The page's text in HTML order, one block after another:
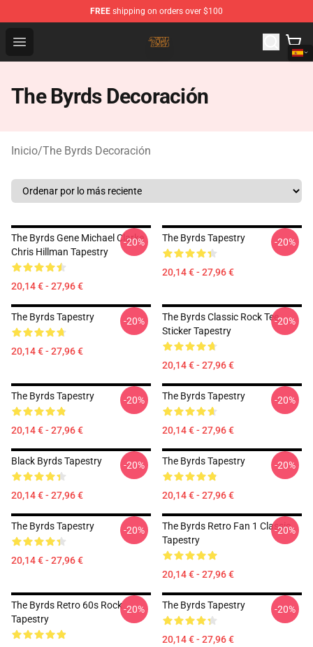
FREE shipping on orders over $100
Open menu
The Byrds Store - Official The Byrds Merchandise Shop
The Byrds Decoración
Inicio/The Byrds Decoración
The Byrds Gene Michael Clarke
Chris Hillman Tapestry
20,14 € - 27,96 €
-20% The Byrds Tapestry
20,14 € - 27,96 €
-20%
The Byrds Tapestry
20,14 € - 27,96 €
-20%
The Byrds Classic Rock Tee
Sticker Tapestry
20,14 € - 27,96 €
-20%
The Byrds Tapestry
20,14 € - 27,96 €
-20% The Byrds Tapestry
20,14 € - 27,96 €
-20%
Black Byrds Tapestry
20,14 € - 27,96 €
-20% The Byrds Tapestry
20,14 € - 27,96 €
-20%
The Byrds Tapestry
20,14 € - 27,96 €
-20%
The Byrds Retro Fan 1 Classic
Tapestry
20,14 € - 27,96 €
-20%
The Byrds Retro 60s Rock
Tapestry
-20% The Byrds Tapestry
20,14 € - 27,96 €
-20%